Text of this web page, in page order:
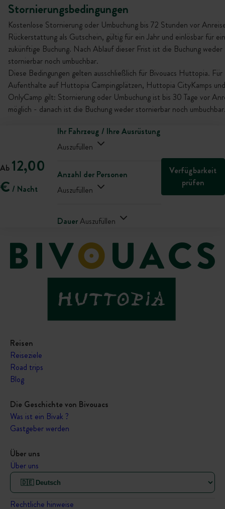
Stornierungsbedingungen
Kostenlose Stornierung oder Umbuchung bis 72 Stunden vor
Rückerstattung als Gutschein, gültig für ein Jahr und einlösbar für
zukünftige Buchung. Nach Ablauf dieser Frist ist die Buchung weder
stornierbar noch umbuchbar.
Diese Bedingungen gelten ausschließlich für Bivouacs Huttopia. Für
Aufenthalte auf Huttopia Campingplätzen, Huttopia CityKamps und
OnlyCamp gilt: Stornierung oder Umbuchung ist bis 30 Tage vor
möglich - danach ist die Buchung weder stornierbar noch
Ab 12,00
€ / Nacht
Ihr Fahrzeug / Ihre Ausrüstung
Auszufüllen
Anzahl der Personen
Auszufüllen
DauerAuszufüllen
Verfügbarkeit
prüfen
Reisen
Reiseziele
Road trips
Blog
Die Geschichte von Bivouacs
Was ist ein Bivak ?
Gastgeber werden
Über uns
Über uns
Rechtliche hinweise